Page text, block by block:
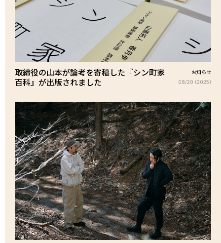
取締役の山本が論考を寄稿した『シン町家
百科』が出版されました
お知らせ
08/20 (2025)